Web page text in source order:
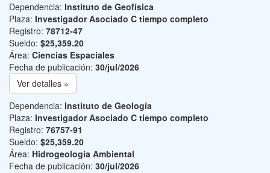
Dependencia: Instituto de Geofísica
Plaza: Investigador Asociado C tiempo completo
Registro: 78712-47
Sueldo: $25,359.20
Área: Ciencias Espaciales
Fecha de publicación: 30/jul/2026
Ver detalles »
Dependencia: Instituto de Geología
Plaza: Investigador Asociado C tiempo completo
Registro: 76757-91
Sueldo: $25,359.20
Área: Hidrogeología Ambiental
Fecha de publicación: 30/jul/2026